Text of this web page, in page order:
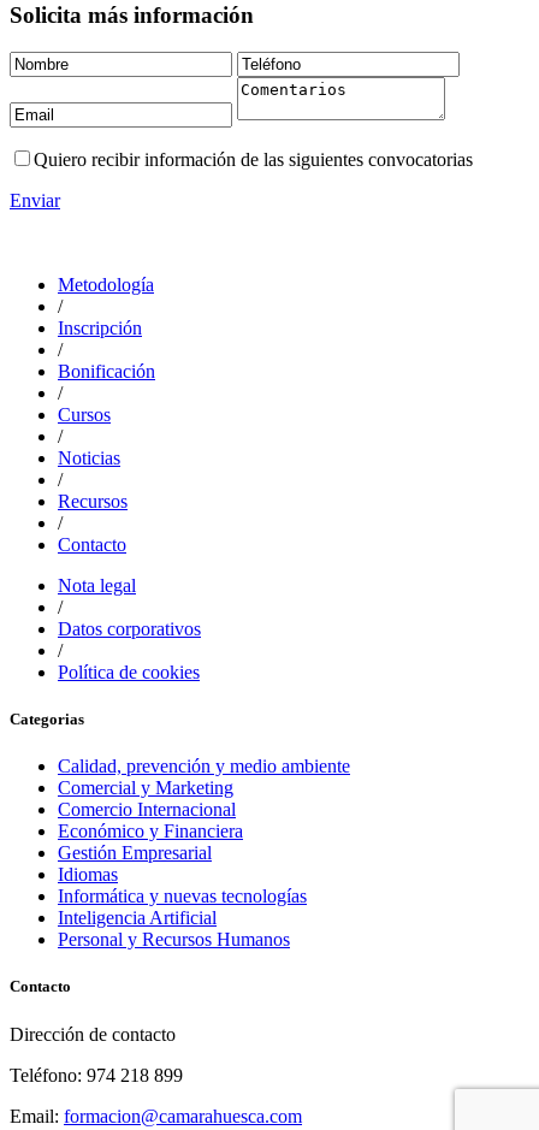
Solicita más información
Quiero recibir información de las siguientes convocatorias
Enviar
Metodología
/
Inscripción
/
Bonificación
/
Cursos
/
Noticias
/
Recursos
/
Contacto
Nota legal
/
Datos corporativos
/
Política de cookies
Categorias
Calidad, prevención y medio ambiente
Comercial y Marketing
Comercio Internacional
Económico y Financiera
Gestión Empresarial
Idiomas
Informática y nuevas tecnologías
Inteligencia Artificial
Personal y Recursos Humanos
Contacto
Dirección de contacto
Teléfono: 974 218 899
Email: formacion@camarahuesca.com